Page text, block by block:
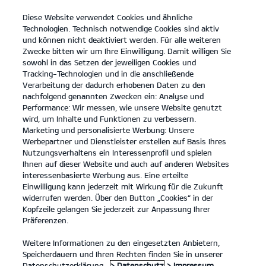
open
menu
KONTAKT
... ANGEBOTE
KIA SERVICEANGEBOTE
Angebote
Unsere Service Angebote.
Wir haben eine Reihe von Service Angeboten für Kia Besitzer,
Diese Website verwendet Cookies und ähnliche
Technologien. Technisch notwendige Cookies sind aktiv
und können nicht deaktiviert werden. Für alle weiteren
Zwecke bitten wir um Ihre Einwilligung. Damit willigen Sie
sowohl in das Setzen der jeweiligen Cookies und
Tracking-Technologien und in die anschließende
Verarbeitung der dadurch erhobenen Daten zu den
nachfolgend genannten Zwecken ein: Analyse und
Performance: Wir messen, wie unsere Website genutzt
wird, um Inhalte und Funktionen zu verbessern.
Marketing und personalisierte Werbung: Unsere
Werbepartner und Dienstleister erstellen auf Basis Ihres
Nutzungsverhaltens ein Interessenprofil und spielen
Ihnen auf dieser Website und auch auf anderen Websites
interessenbasierte Werbung aus. Eine erteilte
Einwilligung kann jederzeit mit Wirkung für die Zukunft
widerrufen werden. Über den Button „Cookies“ in der
Kopfzeile gelangen Sie jederzeit zur Anpassung Ihrer
Präferenzen.
Weitere Informationen zu den eingesetzten Anbietern,
Speicherdauern und Ihren Rechten finden Sie in unserer